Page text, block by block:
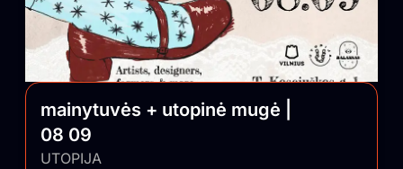
mainytuvės + utopinė mugė |
08 09
UTOPIJA